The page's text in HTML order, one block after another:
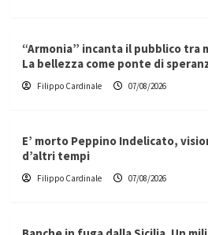
“Armonia” incanta il pubblico tra
La bellezza come ponte di
Filippo Cardinale 07/08/2026
E’ morto Peppino Indelicato,
d’altri tempi
Filippo Cardinale 07/08/2026